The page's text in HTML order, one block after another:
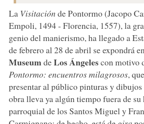
La Visitación de Pontormo (Jacopo
Empoli, 1494 - Florencia, 1557), la
genio del manierismo, ha llegado a
de febrero al 28 de abril se expondrá
MuseumdeLos Ángelescon motivo
Pontormo: encuentros milagrosos,
presentar al público pinturas y
obra lleva ya algún tiempo fuera de su
parroquial de los Santos Miguel y